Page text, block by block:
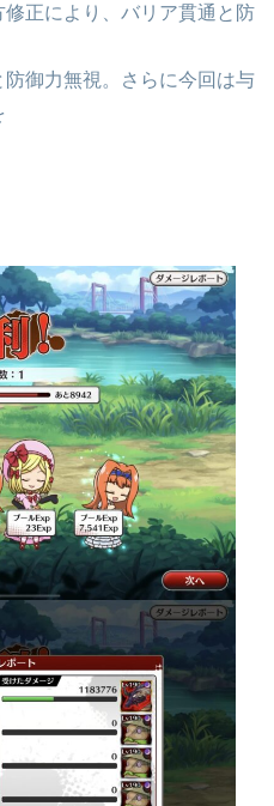
正により、バリア貫通と防
御力無視。さらに今回は与